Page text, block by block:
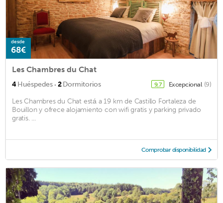
desde
68€
Les Chambres du Chat
4Huéspedes · 2Dormitorios 9,7 Excepcional (9)
Les Chambres du Chat está a 19 km de Castillo Fortaleza de
Bouillon y ofrece alojamiento con wifi gratis y parking privado
gratis. ...
Comprobar disponibilidad